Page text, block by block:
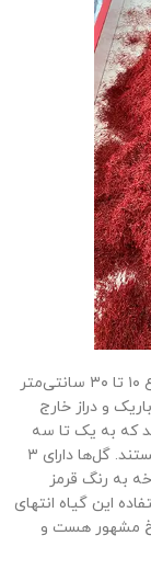
زعفران در ورامین گیاهی کوچک و چندساله به ارتفاع ۱۰ تا ۳۰ سانتی‌متر
و دراز خارج
که به یک تا سه
گل منتهی هست. گل‌ها دارای ۶ گلبرگ بنفش‌ رنگ هستند. گل‌ها دارای ۳
به رنگ قرمز
این گیاه انتهای
مشهور هست و